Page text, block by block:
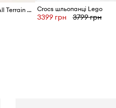
Crocs Шльопанці Classic All Terrain Clog Crocs шльопанці Lego
3399 грн 3799 грн